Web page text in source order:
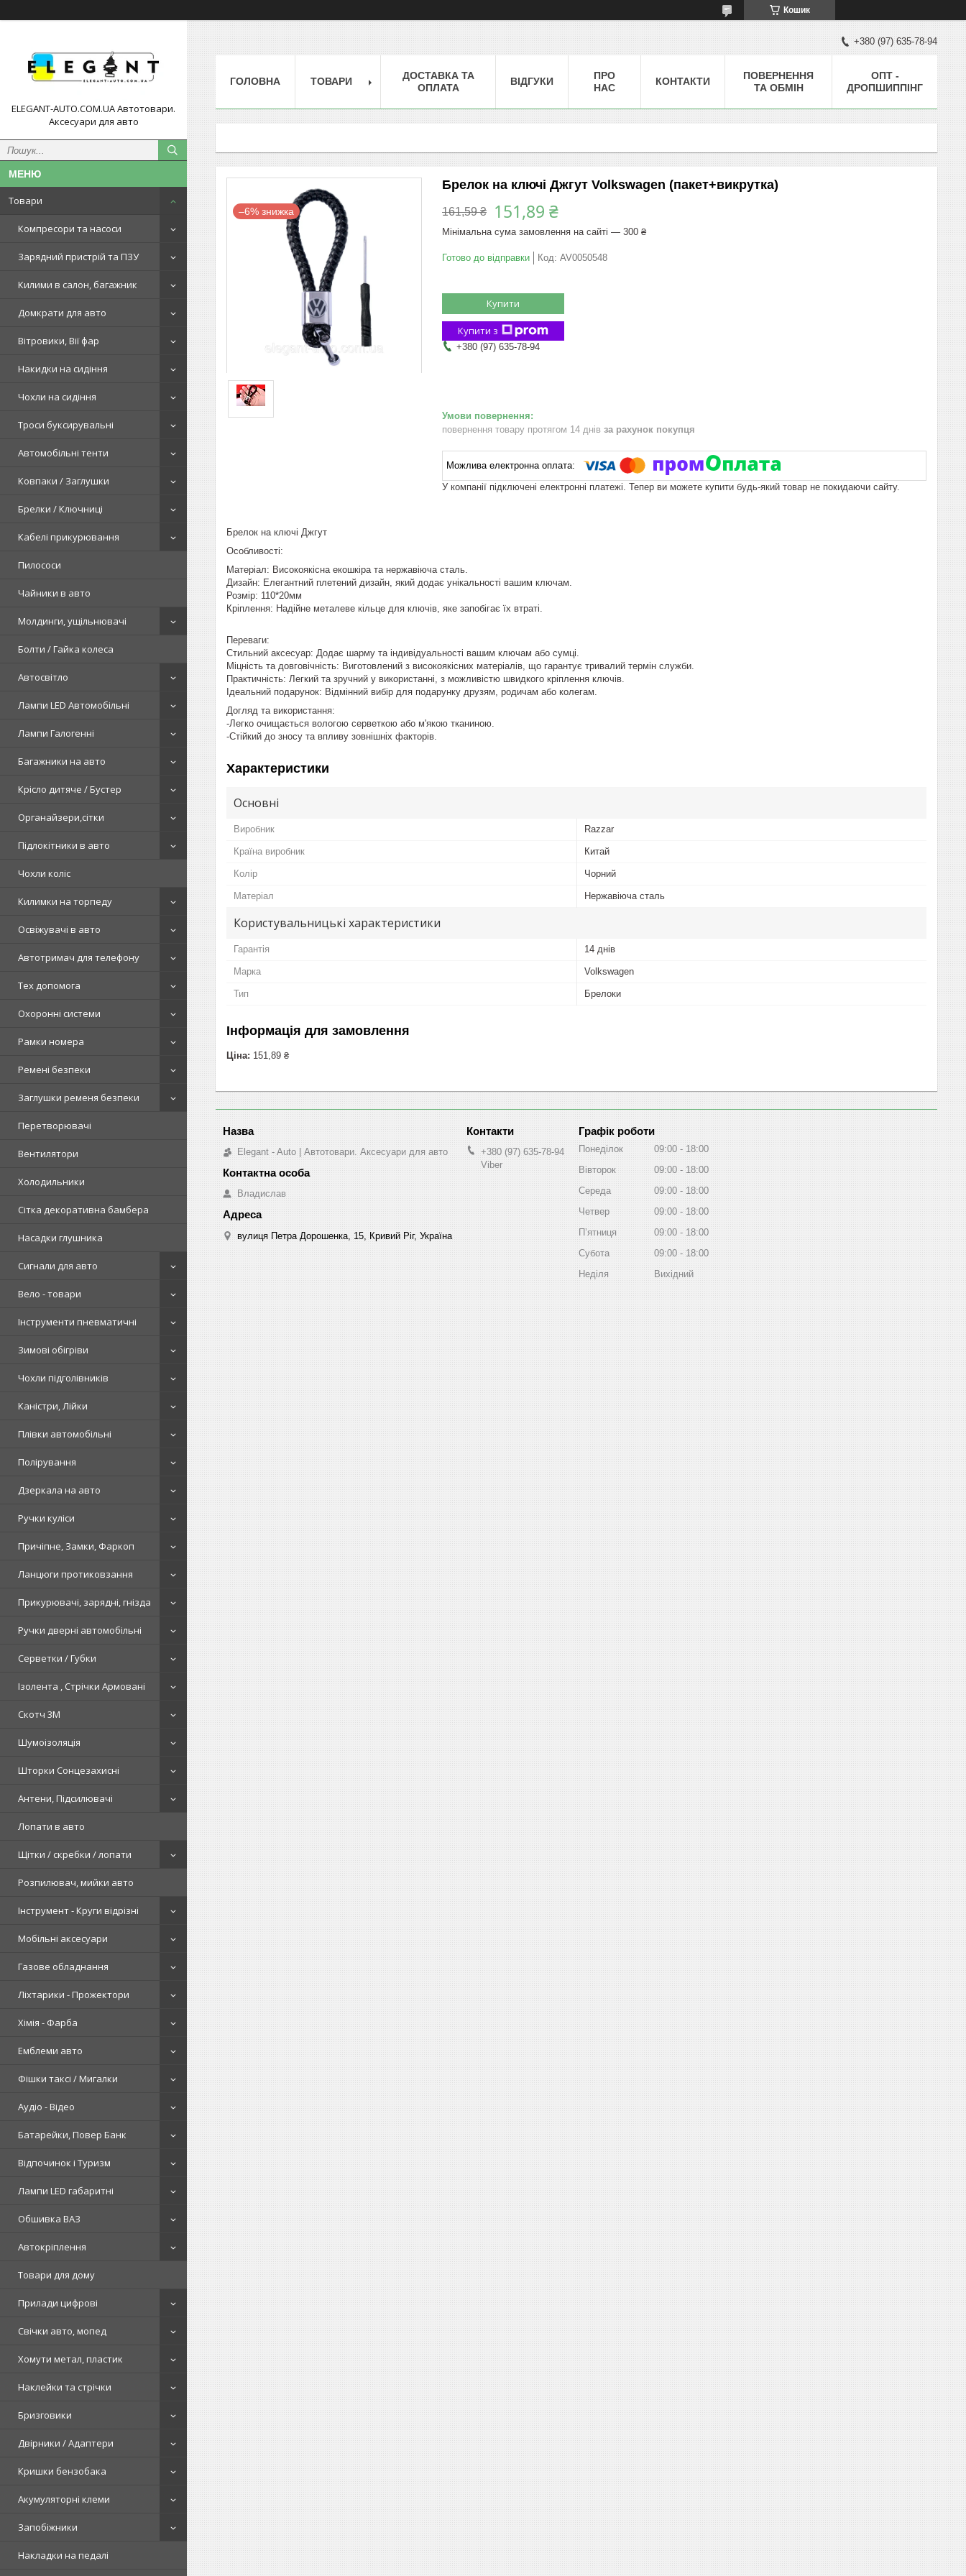
Кошик
ELEGANT-AUTO.COM.UA Автотовари.
Аксесуари для авто
Товари
Компресори та насоси
Зарядний пристрій та ПЗУ
Килими в салон, багажник
Домкрати для авто
Вітровики, Вії фар
Накидки на сидіння
Чохли на сидіння
Троси буксирувальні
Автомобільні тенти
Ковпаки / Заглушки
Брелки / Ключниці
Кабелі прикурювання
Пилососи
Чайники в авто
Молдинги, ущільнювачі
Болти / Гайка колеса
Автосвітло
Лампи LED Автомобільні
Лампи Галогенні
Багажники на авто
Крісло дитяче / Бустер
Органайзери,сітки
Підлокітники в авто
Чохли коліс
Килимки на торпеду
Освіжувачі в авто
Автотримач для телефону
Тех допомога
Охоронні системи
Рамки номера
Ремені безпеки
Заглушки ременя безпеки
Перетворювачі
Вентилятори
Холодильники
Сітка декоративна бамбера
Насадки глушника
Сигнали для авто
Вело - товари
Інструменти пневматичні
Зимові обігріви
Чохли підголівників
Каністри, Лійки
Плівки автомобільні
Полірування
Дзеркала на авто
Ручки куліси
Причіпне, Замки, Фаркоп
Ланцюги протиковзання
Прикурювачі, зарядні, гнізда
Ручки дверні автомобільні
Серветки / Губки
Ізолента , Стрічки Армовані
Скотч 3М
Шумоізоляція
Шторки Сонцезахисні
Антени, Підсилювачі
Лопати в авто
Щітки / скребки / лопати
Розпилювач, мийки авто
Інструмент - Круги відрізні
Мобільні аксесуари
Газове обладнання
Ліхтарики - Прожектори
Хімія - Фарба
Емблеми авто
Фішки таксі / Мигалки
Аудіо - Відео
Батарейки, Повер Банк
Відпочинок і Туризм
Лампи LED габаритні
Обшивка ВАЗ
Автокріплення
Товари для дому
Прилади цифрові
Свічки авто, мопед
Хомути метал, пластик
Наклейки та стрічки
Бризговики
Двірники / Адаптери
Кришки бензобака
Акумуляторні клеми
Запобіжники
Накладки на педалі
+380 (97) 635-78-94
ГОЛОВНА ТОВАРИ
ДОСТАВКА ТА
ОПЛАТА
ВІДГУКИ
ПРО
НАС
КОНТАКТИ
ПОВЕРНЕННЯ
ТА ОБМІН
ОПТ -
ДРОПШИППІНГ
–6%
Брелок на ключі Джгут Volkswagen (пакет+викрутка)
161,59 ₴ 151,89 ₴
Мінімальна сума замовлення на сайті — 300 ₴
Готово до відправки Код: AV0050548
Купити
Купити з
+380 (97) 635-78-94
повернення товару протягом 14 днів за рахунок покупця
У компанії підключені електронні платежі. Тепер ви можете купити будь-який товар не покидаючи сайту.
Брелок на ключі Джгут
Особливості:
Матеріал: Високоякісна екошкіра та нержавіюча сталь.
Дизайн: Елегантний плетений дизайн, який додає унікальності вашим ключам.
Розмір: 110*20мм
Кріплення: Надійне металеве кільце для ключів, яке запобігає їх втраті.
Переваги:
Стильний аксесуар: Додає шарму та індивідуальності вашим ключам або сумці.
Міцність та довговічність: Виготовлений з високоякісних матеріалів, що гарантує тривалий термін служби.
Практичність: Легкий та зручний у використанні, з можливістю швидкого кріплення ключів.
Ідеальний подарунок: Відмінний вибір для подарунку друзям, родичам або колегам.
Догляд та використання:
-Легко очищається вологою серветкою або м'якою тканиною.
-Стійкий до зносу та впливу зовнішніх факторів.
Характеристики
Основні
Виробник Razzar
Країна виробник Китай
Колір Чорний
Матеріал Нержавіюча сталь
Користувальницькі характеристики
Гарантія 14 днів
Марка Volkswagen
Тип Брелоки
Інформація для замовлення
Ціна: 151,89 ₴
Elegant - Auto | Автотовари. Аксесуари для авто
Владислав
вулиця Петра Дорошенка, 15, Кривий Ріг, Україна
+380 (97) 635-78-94
Viber
Графік роботи
Понеділок 09:00
18:00
Вівторок
09:00
18:00
Середа
09:00
18:00
Четвер
09:00
18:00
Пʼятниця
09:00
18:00
Субота
09:00
18:00
Неділя
Вихідний